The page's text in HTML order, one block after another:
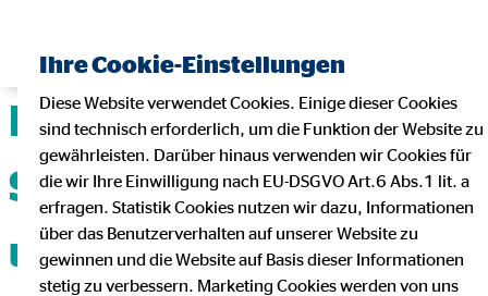
Deine Karriere mit
Sicherheit, Flexibilität
und Teamgeist!
Ihre Cookie-Einstellungen
Diese Website verwendet Cookies. Einige dieser Cookies
sind technisch erforderlich, um die Funktion der Website zu
gewährleisten. Darüber hinaus verwenden wir Cookies für
die wir Ihre Einwilligung nach EU-DSGVO Art.6 Abs.1 lit. a
erfragen. Statistik Cookies nutzen wir dazu, Informationen
über das Benutzerverhalten auf unserer Website zu
gewinnen und die Website auf Basis dieser Informationen
stetig zu verbessern. Marketing Cookies werden von uns